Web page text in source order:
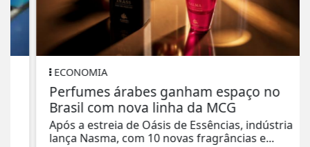
ECONOMIA
Perfumes árabes ganham espaço no
Brasil com nova linha da MCG
Após a estreia de Oásis de Essências, indústria
lança Nasma, com 10 novas fragrâncias e...